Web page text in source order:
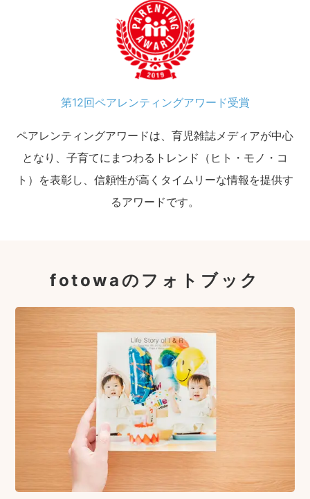
第12回ペアレンティングアワード受賞
ペアレンティングアワードは、育児雑誌メディアが中心
となり、子育てにまつわるトレンド（ヒト・モノ・コ
ト）を表彰し、信頼性が高くタイムリーな情報を提供す
るアワードです。
fotowaのフォトブック